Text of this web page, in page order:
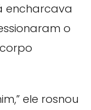
encharcava
o
ele rosnou